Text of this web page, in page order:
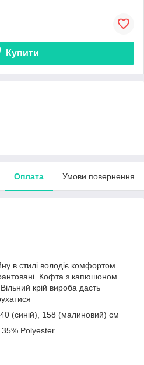
Купити
Оплата Умови повернення
в стилі володіє комфортом.
Кофта з капюшоном
Вільний крій вироба дасть
(синій), 158 (малиновий) см
Polyester